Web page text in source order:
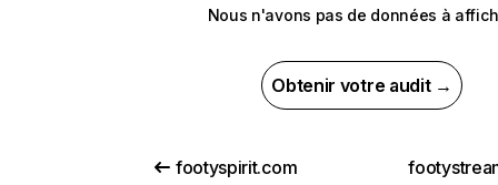
Nous n'avons pas de données à
Obtenir votre audit →
footyspirit.com